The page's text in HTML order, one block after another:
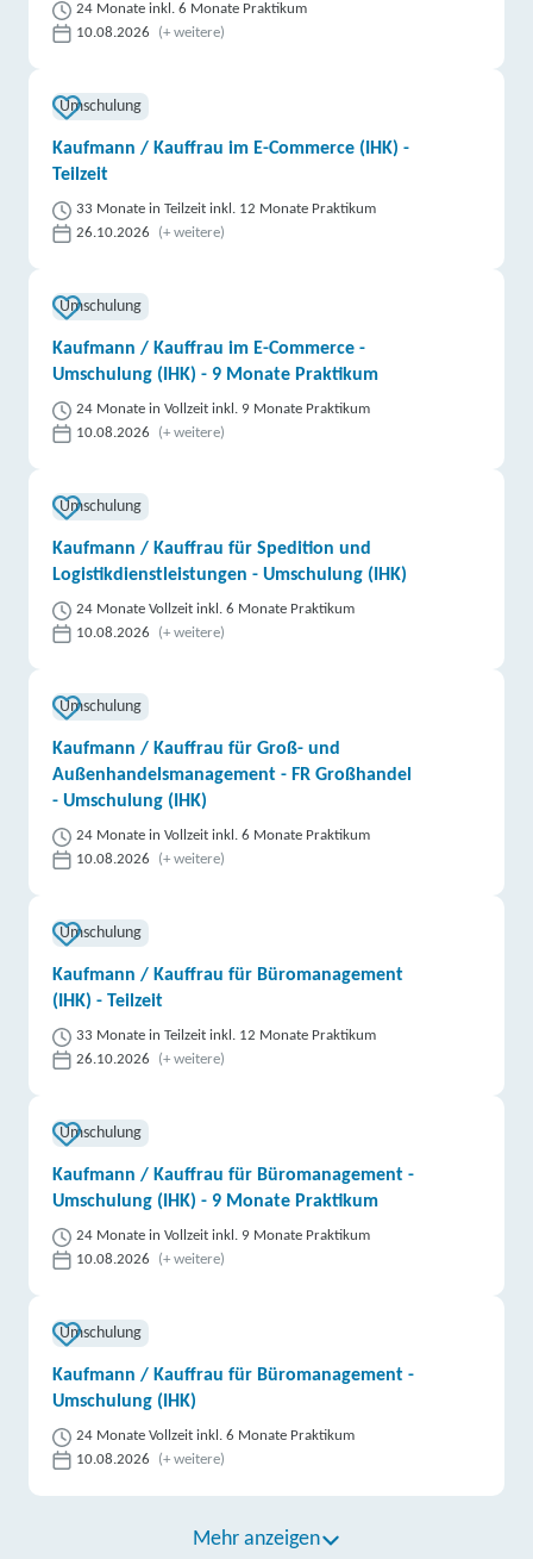
24 Monate inkl. 6 Monate Praktikum
10.08.2026
(+ weitere)
Umschulung
Kaufmann / Kauffrau im E-Commerce (IHK) -
Teilzeit
33 Monate in Teilzeit inkl. 12 Monate Praktikum
26.10.2026
(+ weitere)
Umschulung
Kaufmann / Kauffrau im E-Commerce -
Umschulung (IHK) - 9 Monate Praktikum
24 Monate in Vollzeit inkl. 9 Monate Praktikum
10.08.2026
(+ weitere)
Umschulung
Kaufmann / Kauffrau für Spedition und
Logistikdienstleistungen - Umschulung (IHK)
24 Monate Vollzeit inkl. 6 Monate Praktikum
10.08.2026
(+ weitere)
Umschulung
Kaufmann / Kauffrau für Groß- und
Außenhandelsmanagement - FR Großhandel
- Umschulung (IHK)
24 Monate in Vollzeit inkl. 6 Monate Praktikum
10.08.2026
(+ weitere)
Umschulung
Kaufmann / Kauffrau für Büromanagement
(IHK) - Teilzeit
33 Monate in Teilzeit inkl. 12 Monate Praktikum
26.10.2026
(+ weitere)
Umschulung
Kaufmann / Kauffrau für Büromanagement -
Umschulung (IHK) - 9 Monate Praktikum
24 Monate in Vollzeit inkl. 9 Monate Praktikum
10.08.2026
(+ weitere)
Umschulung
Kaufmann / Kauffrau für Büromanagement -
Umschulung (IHK)
24 Monate Vollzeit inkl. 6 Monate Praktikum
10.08.2026
(+ weitere)
Mehr anzeigen